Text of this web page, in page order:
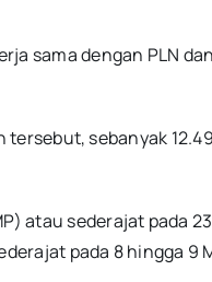
sama dengan PLN
sebanyak
atau sederajat pada
pada 8 hingga 9